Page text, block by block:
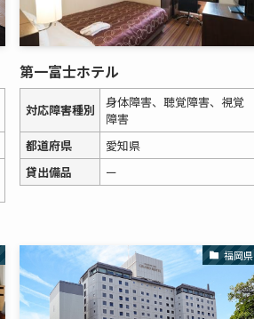
第一富士ホテル
対応障害種別
身体障害、聴覚障害、視覚
障害
都道府県
愛知県
貸出備品
ー
福岡県